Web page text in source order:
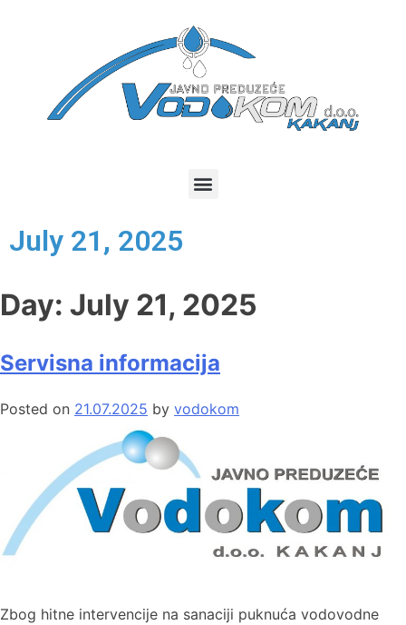
July 21, 2025
Day: July 21, 2025
Servisna informacija
Posted on 21.07.2025 by vodokom
Zbog hitne intervencije na sanaciji puknuća vodovodne